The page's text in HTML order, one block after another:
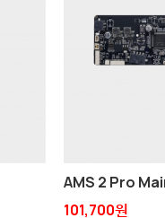
AMS 2 Pro
101,700원